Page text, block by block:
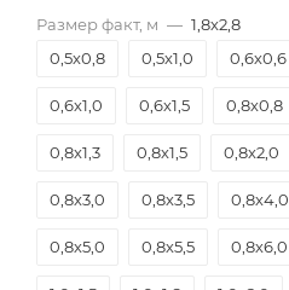
Размер факт, м — 1,8х2,8
0,5х0,8
0,5х1,0 0,6х0,6
0,6х1,0 0,6х1,5 0,8х0,8
0,8х1,3 0,8х1,5 0,8х2,0
0,8х3,0 0,8х3,5 0,8х4,0
0,8х5,0 0,8х5,5 0,8х6,0